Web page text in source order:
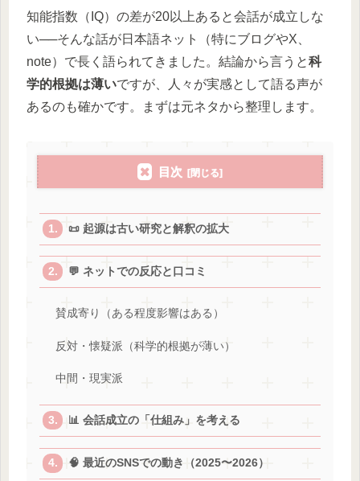
知能指数（IQ）の差が20以上あると会話が成立しな
い──そんな話が日本語ネット（特にブログやX、
note）で長く語られてきました。結論から言うと科
学的根拠は薄いですが、人々が実感として語る声が
あるのも確かです。まずは元ネタから整理します。
目次
📜 起源は古い研究と解釈の拡大
💬 ネットでの反応と口コミ
賛成寄り（ある程度影響はある）
反対・懐疑派（科学的根拠が薄い）
中間・現実派
📊 会話成立の「仕組み」を考える
🧠 最近のSNSでの動き（2025〜2026）